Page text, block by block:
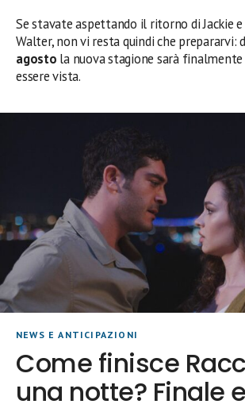
Se stavate aspettando il ritorno di Jackie
Walter, non vi resta quindi che prepararvi:
agosto la nuova stagione sarà
essere vista.
NEWS E ANTICIPAZIONI
Come finisce
una notte? Finale